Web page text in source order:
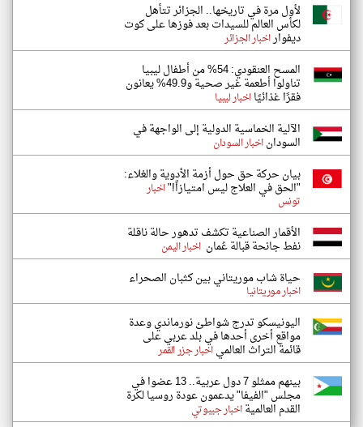
لأول مرة في تاريخها.. الجزائر تتأهل
لكأس العالم للسيدات بعد فوزها على كوت
ديفواراخبار الجزائر
المسح العنقودي: 54% من أطفال ليبيا
تناولوا أطعمة غير صحية و49.9% يعانون
فقرًا غذائيًااخبار ليبيا
الآلية الخماسية الدولية إلى الواجهة في
السوداناخبار السودان
بيان حركة حق حول أزمة الأدوية والغلاء:
"الحق في العلاج ليس امتيازاً!"اخبار
تونس
الأقمار الصناعية تكشف تدهور حالة ناقلة
نفط جانحة قبالة عُمان اخبار اليمن
حياة شاب موريتاني بين كثبان الصحراء
اخبار موريتانيا
اليونيسكو تدرج شواطئ نورماندي وعدة
مواقع أخرى أحدها في بلد عربي على
قائمة التراث العالمياخبار جزر القمر
بينهم ممثلو 7 دول عربية.. 13 عضوا في
مجلس "الفيفا" يدعمون عودة روسيا لكرة
القدم العالميةاخبار جيبوتي